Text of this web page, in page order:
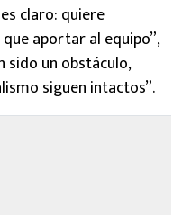
claro: quiere
aportar al equipo”,
sido un obstáculo,
siguen intactos”.